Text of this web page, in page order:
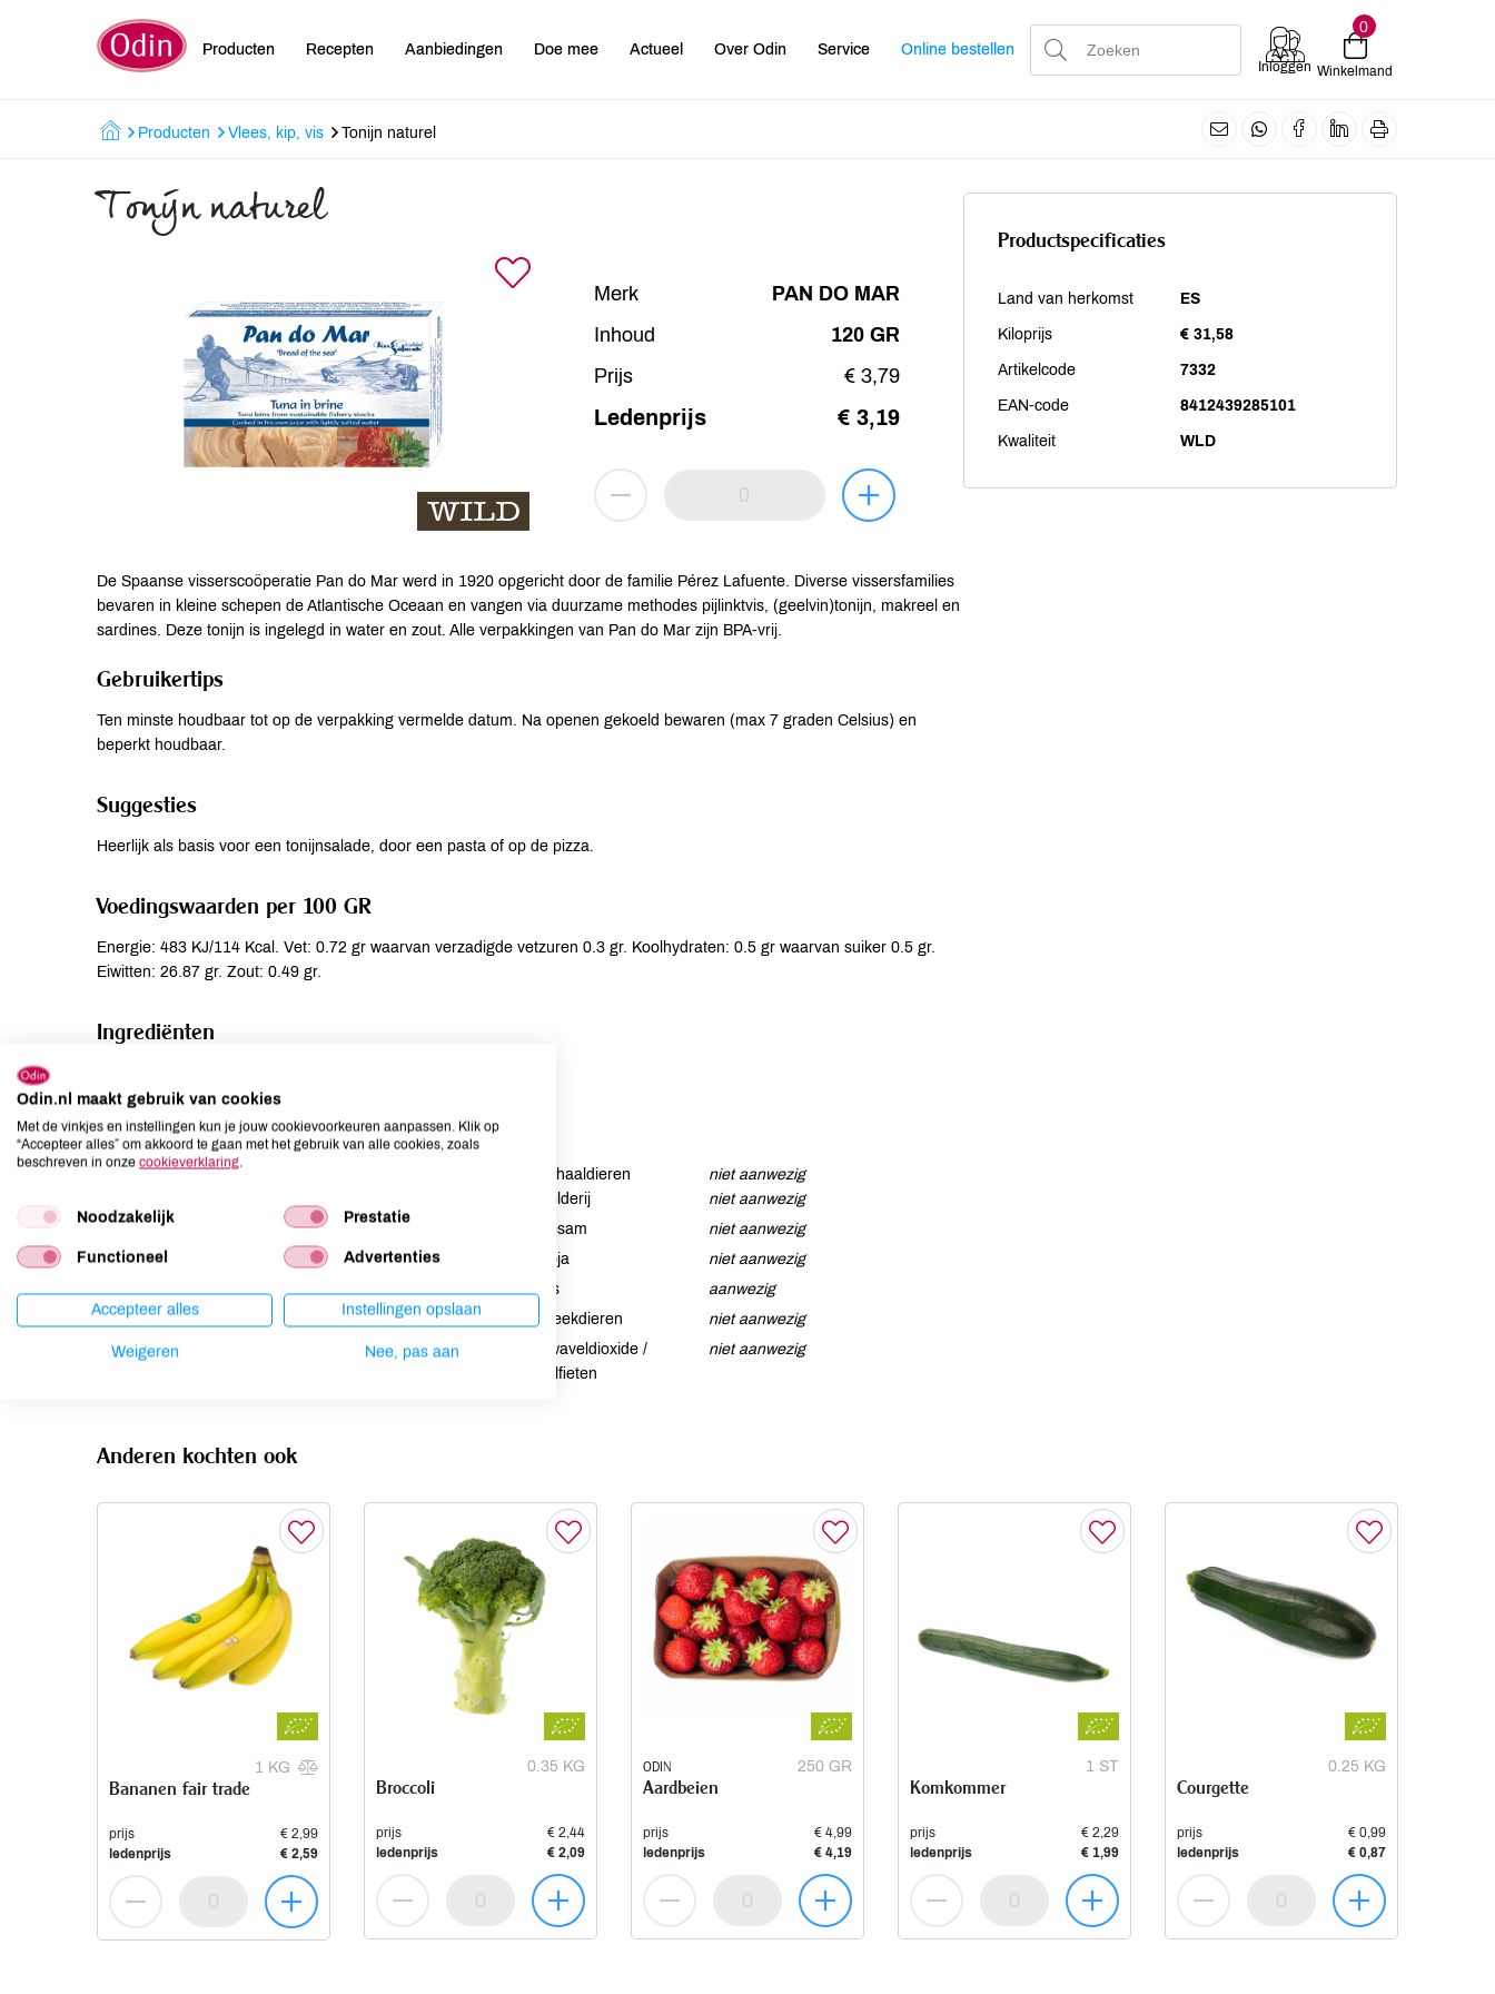
Producten Recepten Aanbiedingen Doe mee Actueel Over Odin Service Online bestellen
Inloggen
0
Winkelmand
Producten Vlees, kip, vis Tonijn naturel
Tonijn naturel
Merk
PAN DO MAR
Inhoud
120 GR
Prijs
€ 3,79
Ledenprijs € 3,19
De Spaanse visserscoöperatie Pan do Mar werd in 1920 opgericht door de familie Pérez Lafuente. Diverse vissersfamilies
bevaren in kleine schepen de Atlantische Oceaan en vangen via duurzame methodes pijlinktvis, (geelvin)tonijn, makreel en
sardines. Deze tonijn is ingelegd in water en zout. Alle verpakkingen van Pan do Mar zijn BPA-vrij.
Gebruikertips
Ten minste houdbaar tot op de verpakking vermelde datum. Na openen gekoeld bewaren (max 7 graden Celsius) en
beperkt houdbaar.
Suggesties
Heerlijk als basis voor een tonijnsalade, door een pasta of op de pizza.
Voedingswaarden per 100 GR
Energie: 483 KJ/114 Kcal. Vet: 0.72 gr waarvan verzadigde vetzuren 0.3 gr. Koolhydraten: 0.5 gr waarvan suiker 0.5 gr.
Eiwitten: 26.87 gr. Zout: 0.49 gr.
Ingrediënten
Allergenen
Aardnoten
niet aanwezig
Lactose
niet aanwezig
Lupine
niet aanwezig
Mosterd
niet aanwezig
Noten
Schaaldieren
niet aanwezig
Selderij
niet aanwezig
Sesam
niet aanwezig
Soja
niet aanwezig
Vis
aanwezig
Weekdieren
niet aanwezig
Zwaveldioxide /
sulfieten
niet aanwezig
Productspecificaties
Land van herkomst ES
Kiloprijs € 31,58
Artikelcode 7332
EAN-code 8412439285101
Kwaliteit WLD
Anderen kochten ook
1 KG
Bananen fair trade
prijs
€ 2,99
ledenprijs
€ 2,59
0.35 KG
Broccoli
prijs
€ 2,44
ledenprijs
€ 2,09
ODIN 250 GR
Aardbeien
prijs
€ 4,99
ledenprijs
€ 4,19
1 ST
Komkommer
prijs
€ 2,29
ledenprijs
€ 1,99
0.25 KG
Courgette
prijs
€ 0,99
ledenprijs
€ 0,87
Odin.nl maakt gebruik van cookies
Met de vinkjes en instellingen kun je jouw cookievoorkeuren aanpassen. Klik op
“Accepteer alles” om akkoord te gaan met het gebruik van alle cookies, zoals
beschreven in onze cookieverklaring.
Noodzakelijk Prestatie
Functioneel Advertenties
Accepteer alles Instellingen opslaan
Weigeren Nee, pas aan